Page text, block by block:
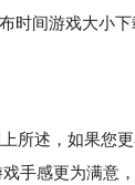
时间游戏大小
述，如果您
手感更为满意